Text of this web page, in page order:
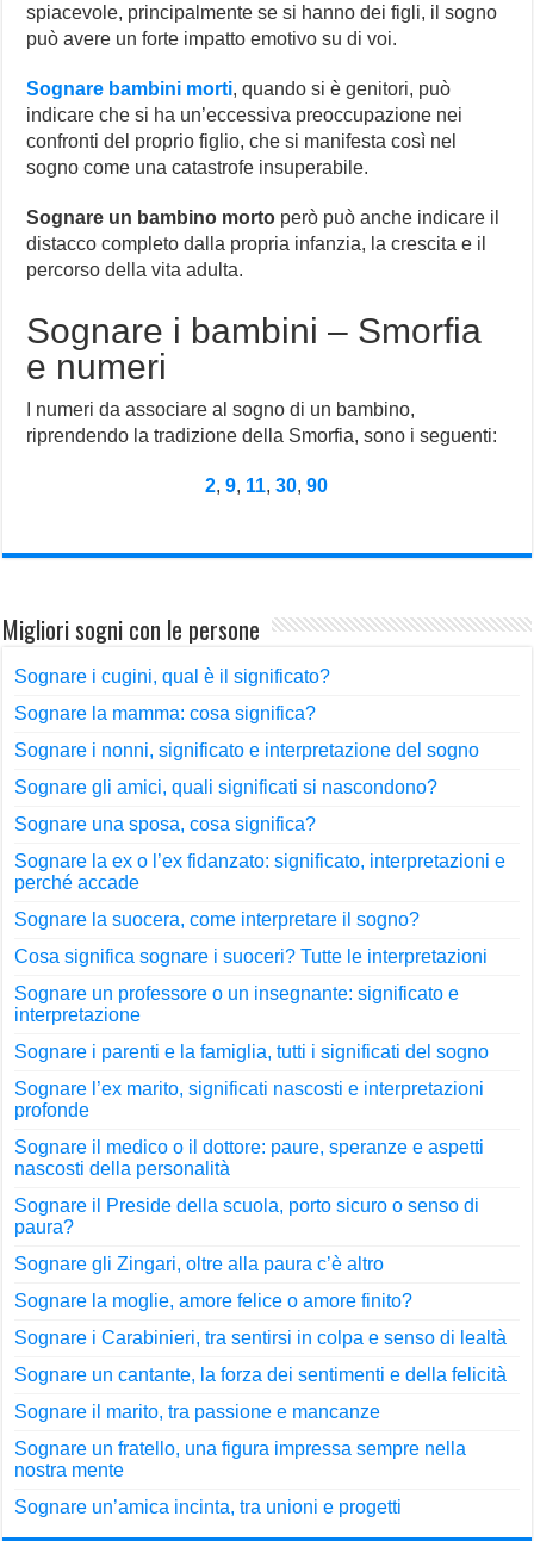
spiacevole, principalmente se si hanno dei figli, il sogno
può avere un forte impatto emotivo su di voi.
Sognare bambini morti, quando si è genitori, può
indicare che si ha un’eccessiva preoccupazione nei
confronti del proprio figlio, che si manifesta così nel
sogno come una catastrofe insuperabile.
Sognare un bambino morto però può anche indicare il
distacco completo dalla propria infanzia, la crescita e il
percorso della vita adulta.
Sognare i bambini – Smorfia
e numeri
I numeri da associare al sogno di un bambino,
riprendendo la tradizione della Smorfia, sono i seguenti:
2,9, 11,30,90
Migliori sogni con le persone
Sognare i cugini, qual è il significato?
Sognare la mamma: cosa significa?
Sognare i nonni, significato e interpretazione del sogno
Sognare gli amici, quali significati si nascondono?
Sognare una sposa, cosa significa?
Sognare la ex o l’ex fidanzato: significato, interpretazioni e
perché accade
Sognare la suocera, come interpretare il sogno?
Cosa significa sognare i suoceri? Tutte le interpretazioni
Sognare un professore o un insegnante: significato e
interpretazione
Sognare i parenti e la famiglia, tutti i significati del sogno
Sognare l’ex marito, significati nascosti e interpretazioni
profonde
Sognare il medico o il dottore: paure, speranze e aspetti
nascosti della personalità
Sognare il Preside della scuola, porto sicuro o senso di
paura?
Sognare gli Zingari, oltre alla paura c’è altro
Sognare la moglie, amore felice o amore finito?
Sognare i Carabinieri, tra sentirsi in colpa e senso di lealtà
Sognare un cantante, la forza dei sentimenti e della felicità
Sognare il marito, tra passione e mancanze
Sognare un fratello, una figura impressa sempre nella
nostra mente
Sognare un’amica incinta, tra unioni e progetti